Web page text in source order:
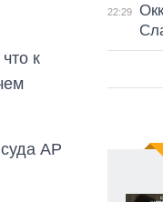
к
АР
22:29